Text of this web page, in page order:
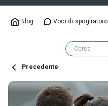
Blog Voci di spogliatoio
Precedente